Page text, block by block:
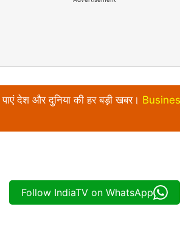
देश और दुनिया की हर बड़ी खबर।
Follow IndiaTV on WhatsApp